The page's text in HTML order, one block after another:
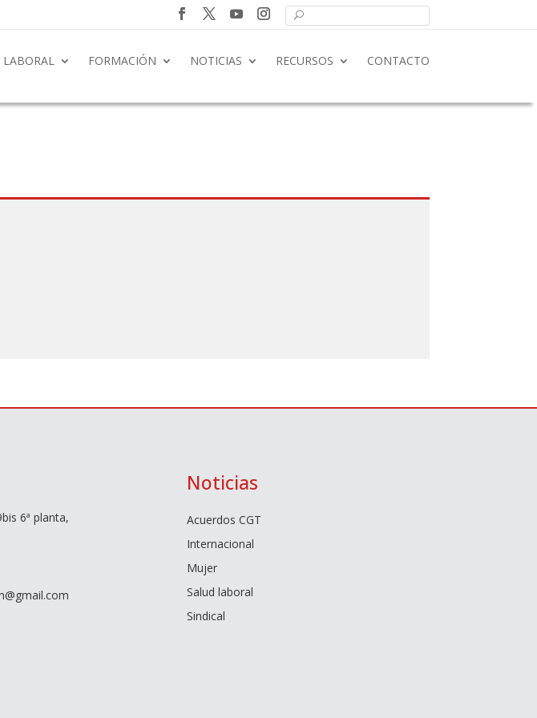
LABORAL FORMACIÓN NOTICIAS RECURSOS CONTACTO
6ª planta,
Noticias
Acuerdos CGT
Internacional
Mujer
Salud laboral
Sindical